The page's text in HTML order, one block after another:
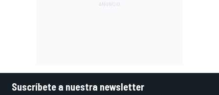
Suscríbete a nuestra newsletter